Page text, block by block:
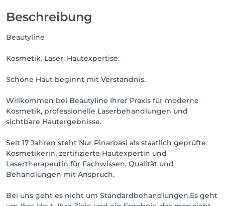
Beschreibung
Beautyline
Kosmetik. Laser. Hautexpertise.
Schöne Haut beginnt mit Verständnis.
Willkommen bei Beautyline Ihrer Praxis für moderne
Kosmetik, professionelle Laserbehandlungen und
sichtbare Hautergebnisse.
Seit 17 Jahren steht Nur Pinarbasi als staatlich geprüfte
Kosmetikerin, zertifizierte Hautexpertin und
Lasertherapeutin für Fachwissen, Qualität und
Behandlungen mit Anspruch.
Bei uns geht es nicht um Standardbehandlungen.Es geht